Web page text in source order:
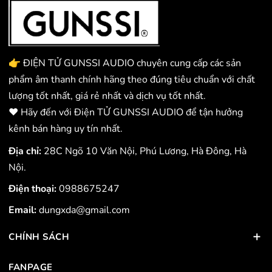
👉 ĐIỆN TỬ GUNSSI AUDIO chuyên cung cấp các sản
phẩm âm thanh chính hãng theo đúng tiêu chuẩn với chất
lượng tốt nhất, giá rẻ nhất và dịch vụ tốt nhất.
❤️ Hãy đến với Điện TỬ GUNSSI AUDIO để tận hưởng
kênh bán hàng uy tín nhất.
Địa chỉ: 28C Ngõ 10 Văn Nội, Phú Lương, Hà Đông, Hà
Nội.
Điện thoại:0988675247
Email:dungxda@gmail.com
CHÍNH SÁCH
FANPAGE